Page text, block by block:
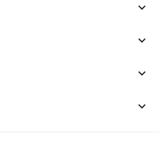
keyboard_arrow_down
keyboard_arrow_down
keyboard_arrow_down
keyboard_arrow_down